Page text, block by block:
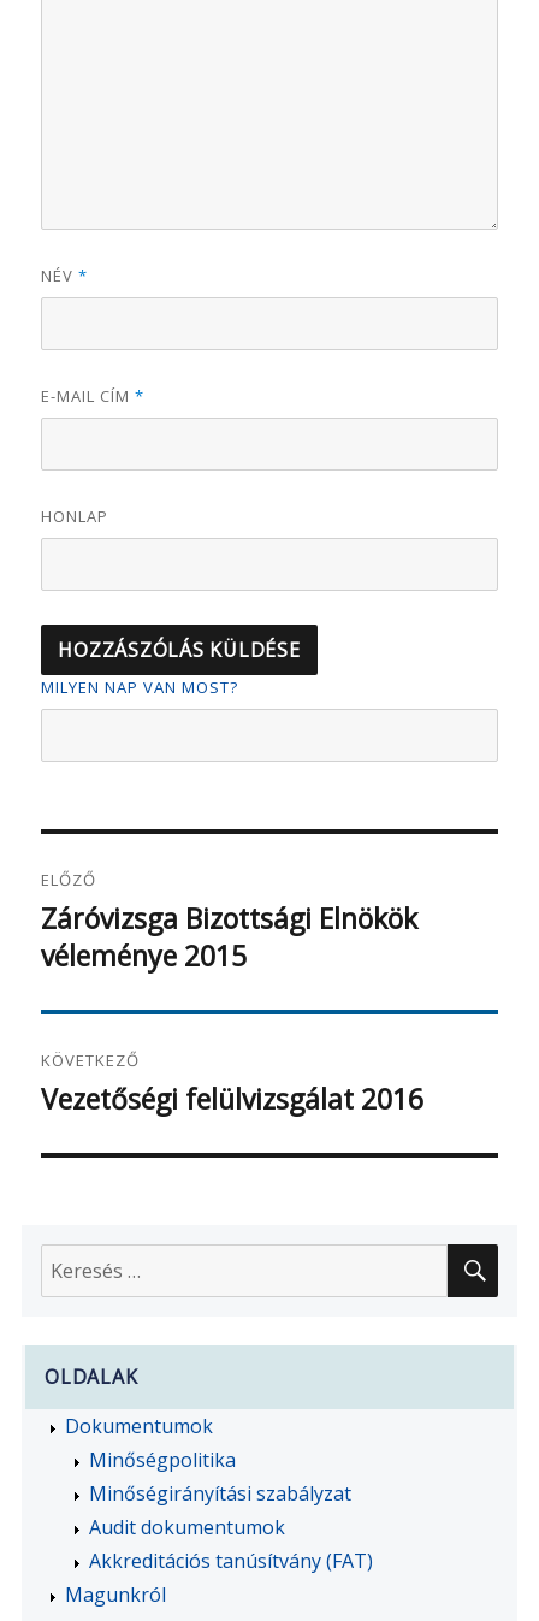
NÉV*
E-MAIL CÍM*
HONLAP
MILYEN NAP VAN MOST?
navigáció
ELŐZŐ
Korábbi
bejegyzés:
Záróvizsga Bizottsági Elnökök
véleménye 2015
KÖVETKEZŐ
Következő
Vezetőségi felülvizsgálat 2016
Keresés
a
OLDALAK
Dokumentumok
Minőségpolitika
Minőségirányítási szabályzat
Audit dokumentumok
Akkreditációs tanúsítvány (FAT)
Magunkról